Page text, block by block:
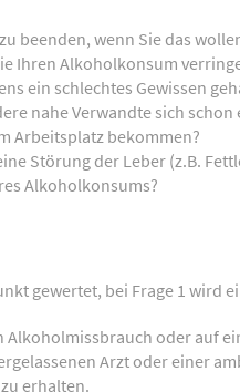
beenden, wenn Sie das
Ihren Alkoholkonsum
ein schlechtes Gewissen
nahe Verwandte sich
Arbeitsplatz bekommen?
Störung der Leber (z.B.
Alkoholkonsums?
gewertet, bei Frage 1 wird
oder auf
Arzt oder einer
erhalten.